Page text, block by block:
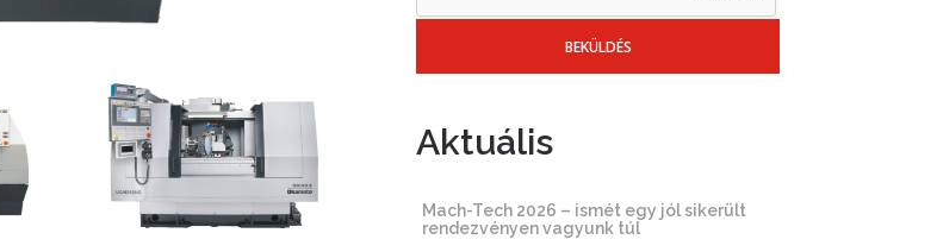
Aktuális
Mach-Tech 2026 – ismét egy jól sikerült
rendezvényen vagyunk túl